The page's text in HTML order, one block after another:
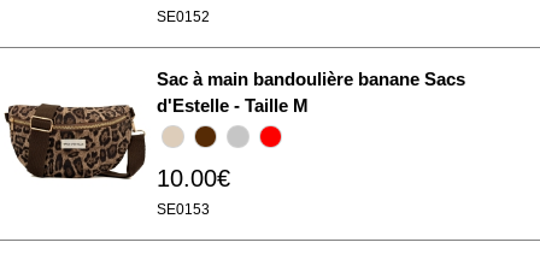
SE0152
Sac à main bandoulière banane Sacs
d'Estelle - Taille M
10.00€
SE0153